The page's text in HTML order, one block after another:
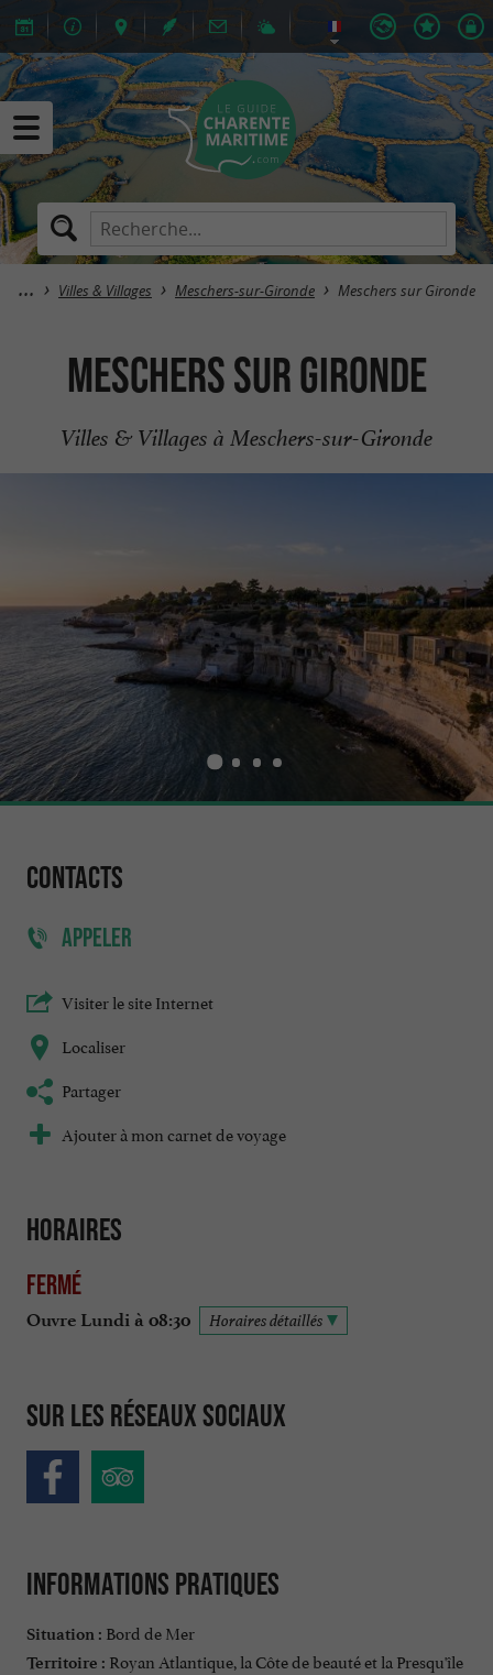
Villes & Villages Meschers-sur-Gironde Meschers sur Gironde
Meschers sur Gironde
Villes & Villages à Meschers-sur-Gironde
Contacts
APPELER
Visiter le site Internet
Localiser
Partager
Ajouter à mon carnet de voyage
Horaires
Fermé
Ouvre Lundi à 08:30 Horaires détaillés
Sur les réseaux sociaux
Informations pratiques
Situation : Bord de Mer
Territoire : Royan Atlantique, la Côte de beauté et la Presqu'île